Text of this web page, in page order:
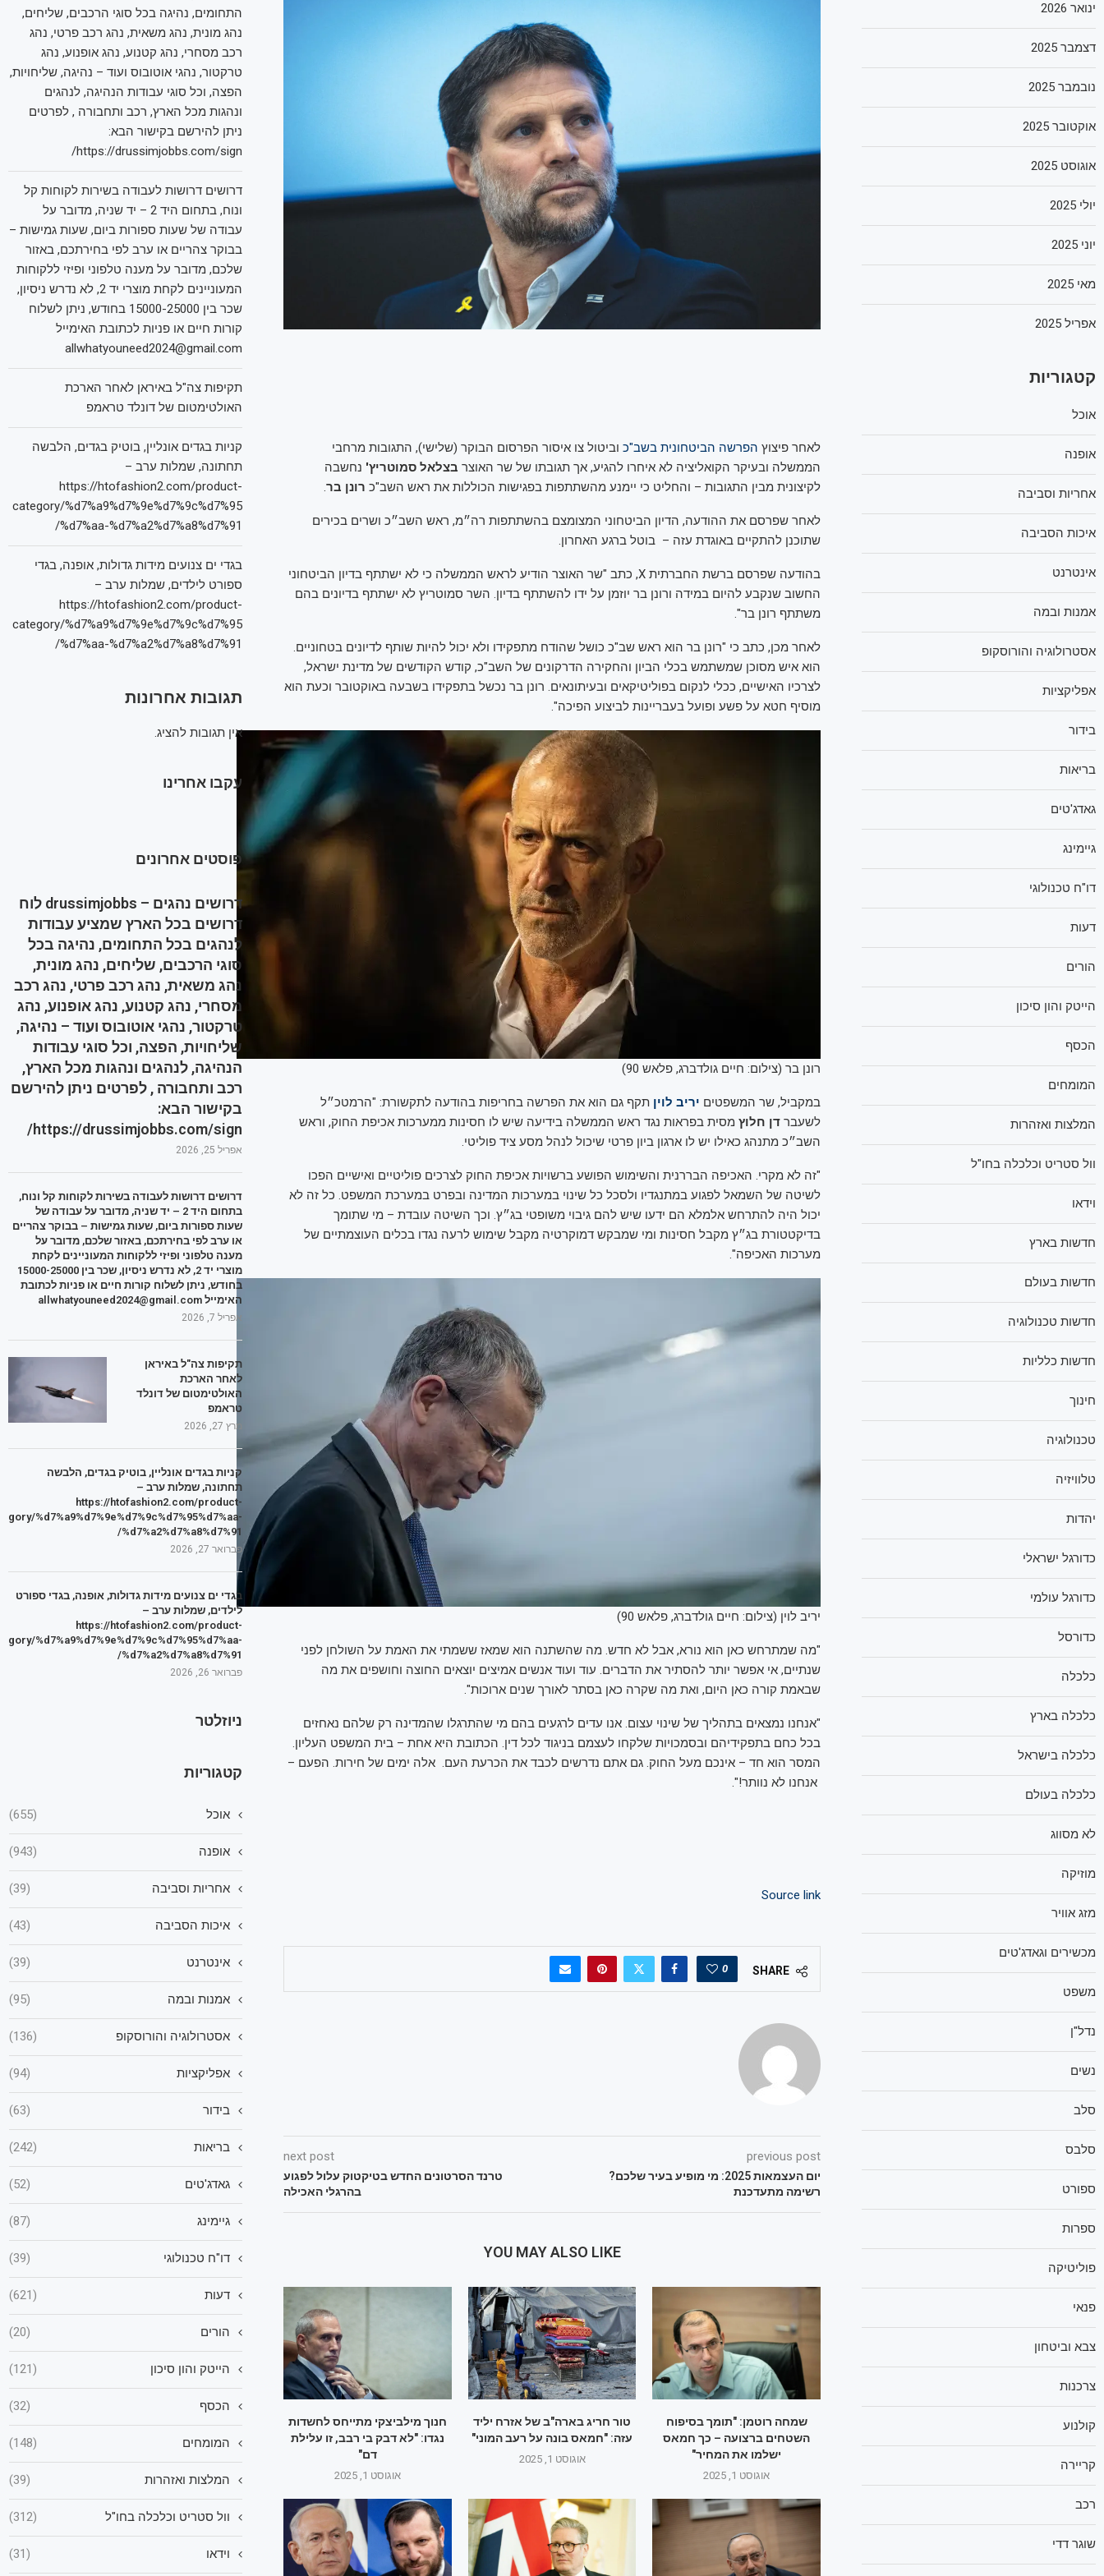
לאחר פיצוץ הפרשה הביטחונית בשב"כוביטול צו איסור הפרסום הבוקר (שלישי), התגובות מרחבי
הממשלה ובעיקר הקואליציה לא איחרו להגיע, אך תגובתו של שר האוצר בצלאל סמוטריץ' נחשבה
לקיצונית מבין התגובות – והחליט כי יימנע מהשתתפות בפגישות הכוללות את ראש השב"כ רונן בר.
לאחר שפרסם את ההודעה, הדיון הביטחוני המצומצם בהשתתפות רה״מ, ראש השב״כ ושרים בכירים
שתוכנן להתקיים באוגדת עזה – בוטל ברגע האחרון.
בהודעה שפרסם ברשת החברתית X, כתב "שר האוצר הודיע לראש הממשלה כי לא ישתתף בדיון הביטחוני
החשוב שנקבע להיום במידה ורונן בר יוזמן על ידו להשתתף בדיון. השר סמוטריץ לא ישתתף בדיונים בהם
משתתף רונן בר".
לאחר מכן, כתב כי "רונן בר הוא ראש שב"כ כושל שהודח מתפקידו ולא יכול להיות שותף לדיונים בטחוניים.
הוא איש מסוכן שמשתמש בכלי הביון והחקירה הדרקונים של השב"כ, קודש הקודשים של מדינת ישראל,
לצרכיו האישיים, ככלי לנקום בפוליטיקאים ובעיתונאים. רונן בר נכשל בתפקידו בשבעה באוקטובר וכעת הוא
מוסיף חטא על פשע ופועל בעבריינות לביצוע הפיכה".
רונן בר (צילום: חיים גולדברג, פלאש 90)
במקביל, שר המשפטים יריב לוין תקף גם הוא את הפרשה בחריפות בהודעה לתקשורת: "הרמטכ״ל
לשעבר דן חלוץמסית בפראות נגד ראש הממשלה בידיעה שיש לו חסינות ממערכות אכיפת החוק, וראש
השב״כ מתנהג כאילו יש לו ארגון ביון פרטי שיכול לנהל מסע ציד פוליטי.
"זה לא מקרי. האכיפה הבררנית והשימוש הפושע ברשויות אכיפת החוק לצרכים פוליטיים ואישיים הפכו
לשיטה של השמאל לפגוע במתנגדיו ולסכל כל שינוי במערכות המדינה ובפרט במערכת המשפט. כל זה לא
יכול היה להתרחש אלמלא הם ידעו שיש להם גיבוי משופטי בג״ץ. וכך השיטה עובדת – מי שתומך
בדיקטטורת בג״ץ מקבל חסינות ומי שמבקש דמוקרטיה מקבל שימוש לרעה נגדו בכלים העוצמתיים של
מערכות האכיפה".
יריב לוין (צילום: חיים גולדברג, פלאש 90)
"מה שמתרחש כאן הוא נורא, אבל לא חדש. מה שהשתנה הוא שמאז ששמתי את האמת על השולחן לפני
שנתיים, אי אפשר יותר להסתיר את הדברים. עוד ועוד אנשים אמיצים יוצאים החוצה וחושפים את מה
שבאמת קורה כאן היום, ואת מה שקרה כאן בסתר לאורך שנים ארוכות".
"אנחנו נמצאים בתהליך של שינוי עצום. אנו עדים לרגעים בהם מי שהתרגלו שהמדינה רק שלהם נאחזים
בכל כחם בתפקידיהם ובסמכויות שלקחו לעצמם בניגוד לכל דין. הכתובת היא אחת – בית המשפט העליון.
המסר הוא חד – אינכם מעל החוק. גם אתם נדרשים לכבד את הכרעת העם. אלה ימים של חירות. הפעם –
אנחנו לא נוותר!".
Source link
SHARE
0
previous post
יום העצמאות 2025: מי מופיע בעיר שלכם?
רשימה מתעדכנת
next post
טרנד הסרטונים החדש בטיקטוק עלול לפגוע
בהרגלי האכילה
YOU MAY ALSO LIKE
חנוך מילביצקי מתייחס לחשדות
נגדו: "לא דבק בי רבב, זו עלילת
דם"
אוגוסט 1, 2025
טור חריג בארה"ב של אזרח יליד
עזה: "חמאס בונה על רעב המוני"
אוגוסט 1, 2025
שמחה רוטמן: "תומך בסיפוח
השטחים ברצועה – כך חמאס
ישלמו את המחיר"
אוגוסט 1, 2025
התחומים, נהיגה בכל סוגי הרכבים, שליחים,
נהג מונית, נהג משאית, נהג רכב פרטי, נהג
רכב מסחרי, נהג קטנוע, נהג אופנוע, נהג
טרקטור, נהגי אוטובוס ועוד – נהיגה, שליחויות,
הפצה, וכל סוגי עבודות הנהיגה, לנהגים
ונהגות מכל הארץ, רכב ותחבורה , לפרטים
ניתן להירשם בקישור הבא:
https://drussimjobbs.com/sign/
דרושים דרושות לעבודה בשירות לקוחות קל
ונוח, בתחום היד 2 – יד שניה, מדובר על
עבודה של שעות ספורות ביום, שעות גמישות –
בבוקר צהריים או ערב לפי בחירתכם, באזור
שלכם, מדובר על מענה טלפוני ופיזי ללקוחות
המעוניינים לקחת מוצרי יד 2, לא נדרש ניסיון,
שכר בין 15000-25000 בחודש, ניתן לשלוח
קורות חיים או פניות לכתובת האימייל
allwhatyouneed2024@gmail.com
תקיפות צה"ל באיראן לאחר הארכת
האולטימטום של דונלד טראמפ
קניות בגדים אונליין, בוטיק בגדים, הלבשה
תחתונה, שמלות ערב –
https://htofashion2.com/product-
category/%d7%a9%d7%9e%d7%9c%d7%95
%d7%aa-%d7%a2%d7%a8%d7%91/
בגדי ים צנועים מידות גדולות, אופנה, בגדי
ספורט לילדים, שמלות ערב –
https://htofashion2.com/product-
category/%d7%a9%d7%9e%d7%9c%d7%95
%d7%aa-%d7%a2%d7%a8%d7%91/
תגובות אחרונות
אין תגובות להציג.
עקבו אחרינו
פוסטים אחרונים
דרושים נהגים – drussimjobbs לוח
דרושים בכל הארץ שמציע עבודות
לנהגים בכל התחומים, נהיגה בכל
סוגי הרכבים, שליחים, נהג מונית,
נהג משאית, נהג רכב פרטי, נהג רכב
מסחרי, נהג קטנוע, נהג אופנוע, נהג
טרקטור, נהגי אוטובוס ועוד – נהיגה,
שליחויות, הפצה, וכל סוגי עבודות
הנהיגה, לנהגים ונהגות מכל הארץ,
רכב ותחבורה , לפרטים ניתן להירשם
בקישור הבא:
https://drussimjobbs.com/sign/
אפריל 25, 2026
דרושים דרושות לעבודה בשירות לקוחות קל ונוח,
בתחום היד 2 – יד שניה, מדובר על עבודה של
שעות ספורות ביום, שעות גמישות – בבוקר צהריים
או ערב לפי בחירתכם, באזור שלכם, מדובר על
מענה טלפוני ופיזי ללקוחות המעוניינים לקחת
מוצרי יד 2, לא נדרש ניסיון, שכר בין 15000-25000
בחודש, ניתן לשלוח קורות חיים או פניות לכתובת
האימייל allwhatyouneed2024@gmail.com
אפריל 7, 2026
תקיפות צה"ל באיראן
לאחר הארכת
האולטימטום של דונלד
טראמפ
מרץ 27, 2026
קניות בגדים אונליין, בוטיק בגדים, הלבשה
תחתונה, שמלות ערב –
https://htofashion2.com/product-
%d7%a9%d7%9e%d7%9c%d7%95%d7%aa-
%d7%a2%d7%a8%d7%91/
פברואר 27, 2026
בגדי ים צנועים מידות גדולות, אופנה, בגדי ספורט
לילדים, שמלות ערב –
https://htofashion2.com/product-
%d7%a9%d7%9e%d7%9c%d7%95%d7%aa-
%d7%a2%d7%a8%d7%91/
פברואר 26, 2026
ניוזלטר
קטגוריות
אוכל (655)
אופנה (943)
אחריות וסביבה (39)
איכות הסביבה (43)
אינטרנט (39)
אמנות ובמה (95)
אסטרולוגיה והורוסקופ (136)
אפליקציות (94)
בידור (63)
בריאות (242)
גאדג'טים (52)
גיימינג (87)
דו"ח טכנולוגי (39)
דעות (621)
הורים (20)
הייטק והון סיכון (121)
הכסף (32)
המומחים (148)
המלצות ואזהרות (39)
וול סטריט וכלכלה בחו"ל (312)
וידאו (31)
ינואר 2026
דצמבר 2025
נובמבר 2025
אוקטובר 2025
אוגוסט 2025
יולי 2025
יוני 2025
מאי 2025
אפריל 2025
קטגוריות
אוכל
אופנה
אחריות וסביבה
איכות הסביבה
אינטרנט
אמנות ובמה
אסטרולוגיה והורוסקופ
אפליקציות
בידור
בריאות
גאדג'טים
גיימינג
דו"ח טכנולוגי
דעות
הורים
הייטק והון סיכון
הכסף
המומחים
המלצות ואזהרות
וול סטריט וכלכלה בחו"ל
וידאו
חדשות בארץ
חדשות בעולם
חדשות טכנולוגיה
חדשות כלליות
חינוך
טכנולוגיה
טלוויזיה
יהדות
כדורגל ישראלי
כדורגל עולמי
כדורסל
כלכלה
כלכלה בארץ
כלכלה בישראל
כלכלה בעולם
לא מסווג
מוזיקה
מזג אוויר
מכשירים וגאדג'טים
משפט
נדל"ן
נשים
סלב
סלבס
ספורט
ספרות
פוליטיקה
פנאי
צבא וביטחון
צרכנות
קולנוע
קריירה
רכב
שוגר דדי